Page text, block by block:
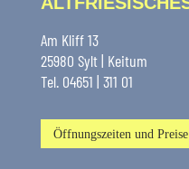
Am Kliff 13
25980 Sylt | Keitum
Tel. 04651 | 311 01
Öffnungszeiten und Preise